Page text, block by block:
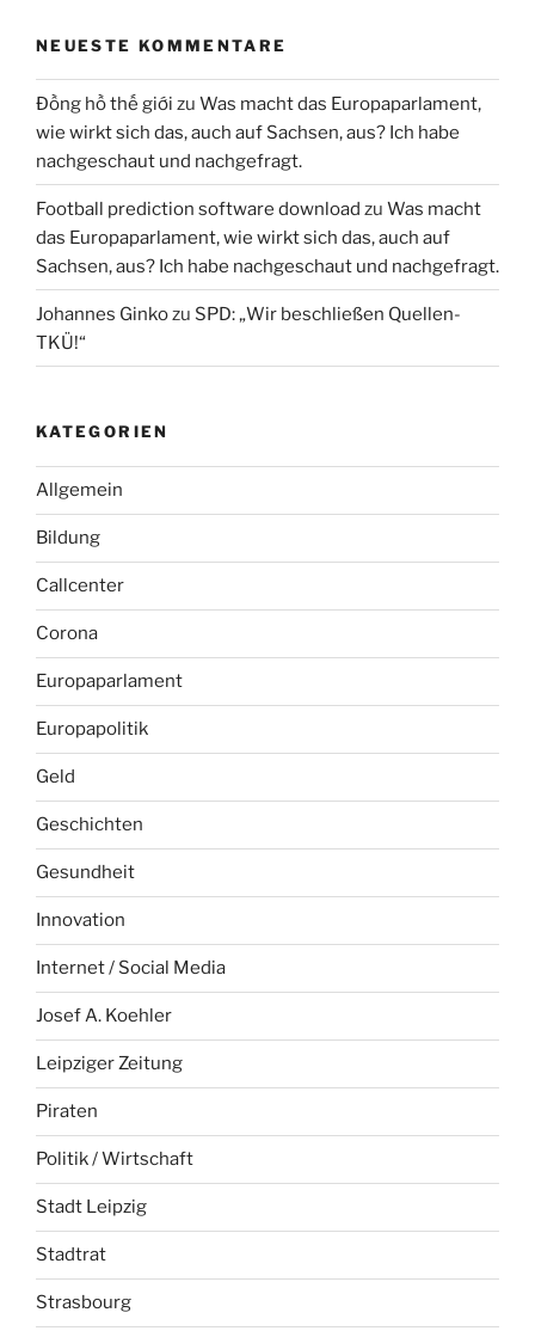
NEUESTE KOMMENTARE
Đồng hồ thế giới zu Was macht das Europaparlament,
wie wirkt sich das, auch auf Sachsen, aus? Ich habe
nachgeschaut und nachgefragt.
Football prediction software download zu Was macht
das Europaparlament, wie wirkt sich das, auch auf
Sachsen, aus? Ich habe nachgeschaut und nachgefragt.
Johannes Ginkozu SPD: „Wir beschließen Quellen-
TKÜ!“
KATEGORIEN
Allgemein
Bildung
Callcenter
Corona
Europaparlament
Europapolitik
Geld
Geschichten
Gesundheit
Innovation
Internet / Social Media
Josef A. Koehler
Leipziger Zeitung
Piraten
Politik / Wirtschaft
Stadt Leipzig
Stadtrat
Strasbourg